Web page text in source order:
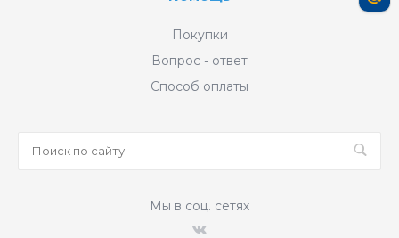
Покупки
Вопрос - ответ
Способ оплаты
Мы в соц. сетях